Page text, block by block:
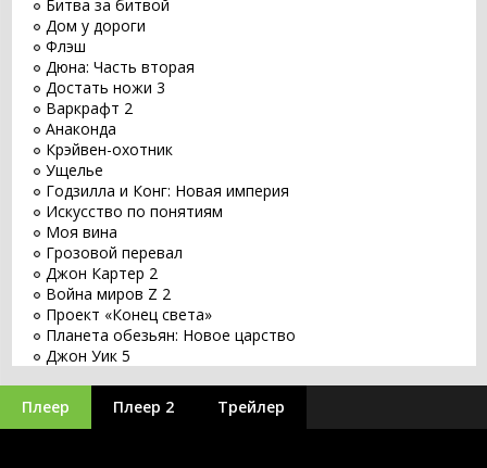
Битва за битвой
Дом у дороги
Флэш
Дюна: Часть вторая
Достать ножи 3
Варкрафт 2
Анаконда
Крэйвен-охотник
Ущелье
Годзилла и Конг: Новая империя
Искусство по понятиям
Моя вина
Грозовой перевал
Джон Картер 2
Война миров Z 2
Проект «Конец света»
Планета обезьян: Новое царство
Джон Уик 5
Хищник: Планета смерти
Оставь мир позади
Плеер Плеер 2 Трейлер